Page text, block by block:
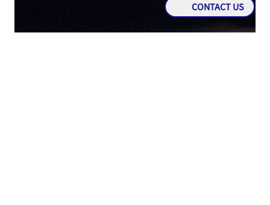
CONTACT US